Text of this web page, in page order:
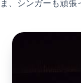
ま、シンガーも頑張